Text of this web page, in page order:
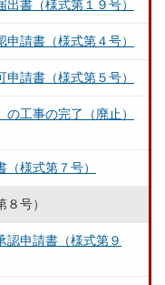
書（様式第１９号）
請書（様式第４号）
請書（様式第５号）
工事の完了（廃止）
様式第７号）
号）
認申請書（様式第９